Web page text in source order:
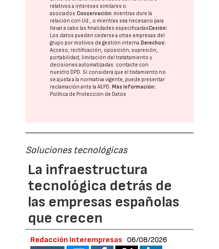
relativos a intereses similares o
asociados.Conservación: mientras dure la
relación con Ud., o mientras sea necesario para
llevar a cabo las finalidades especificadasCesión:
Los datos pueden cederse a otras empresas del
grupo por motivos de gestión interna. Derechos:
Acceso, rectificación, oposición, supresión,
portabilidad, limitación del tratatamiento y
decisiones automatizadas: contacte con
nuestro DPD. Si considera que el tratamiento no
se ajusta a la normativa vigente, puede presentar
reclamación ante laAEPD. Más información:
Política de Protección de Datos
Soluciones tecnológicas
La infraestructura
tecnológica detrás de
las empresas españolas
que crecen
Redacción Interempresas 06/08/2026